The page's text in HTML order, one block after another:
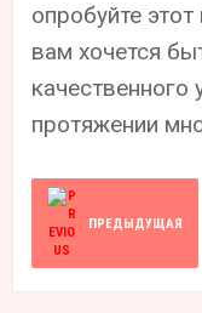
опробуйте
вам хочется
протяжении
ПРЕДЫДУЩАЯ